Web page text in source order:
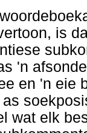
is
'n
en 'n eie
wat elk